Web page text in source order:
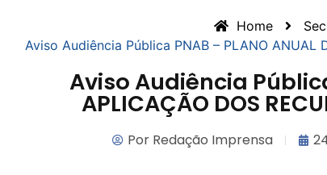
Home
Aviso Audiência Pública PNAB – PLANO ANUAL
Aviso Audiência Pública
APLICAÇÃO DOS
PorRedação Imprensa